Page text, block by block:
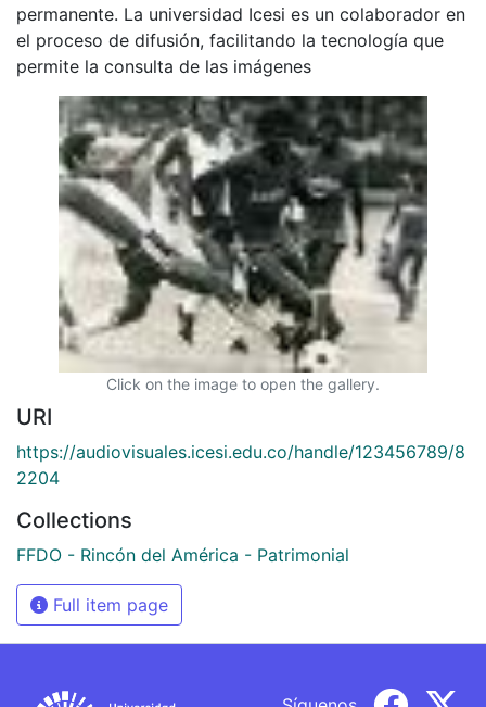
permanente. La universidad Icesi es un colaborador en
el proceso de difusión, facilitando la tecnología que
permite la consulta de las imágenes
Click on the image to open the gallery.
URI
https://audiovisuales.icesi.edu.co/handle/123456789/8
2204
Collections
FFDO - Rincón del América - Patrimonial
Full item page